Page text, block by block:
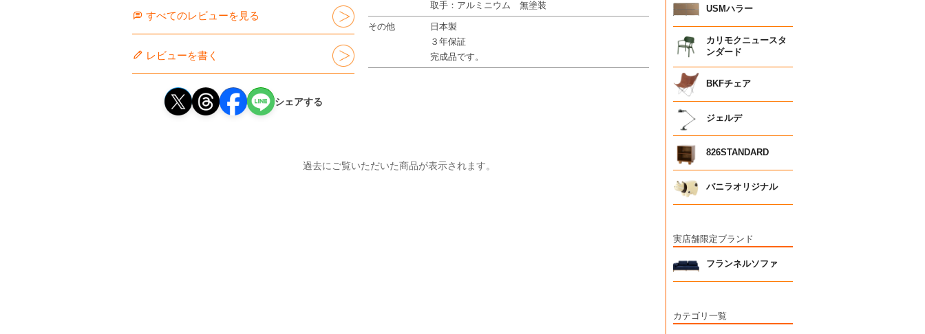
すべてのレビューを見る
レビューを書く
シェアする
取手：アルミニウム 無塗装
その他
日本製
３年保証
完成品です。
過去にご覧いただいた商品が表示されます。
USMハラー
カリモクニュースタ
ンダード
BKFチェア
ジェルデ
826STANDARD
バニラオリジナル
実店舗限定ブランド
フランネルソファ
カテゴリ一覧